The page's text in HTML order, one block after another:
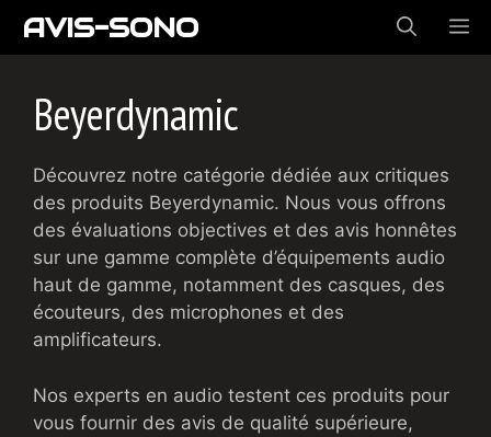
AllerAVIS-SONO
Beyerdynamic
Découvrez notre catégorie dédiée aux critiques
des produits Beyerdynamic. Nous vous offrons
des évaluations objectives et des avis honnêtes
sur une gamme complète d’équipements audio
haut de gamme, notamment des casques, des
écouteurs, des microphones et des
amplificateurs.
Nos experts en audio testent ces produits pour
vous fournir des avis de qualité supérieure,